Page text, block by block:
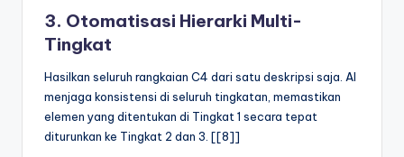
3. Otomatisasi Hierarki Multi-
Tingkat
Hasilkan seluruh rangkaian C4 dari satu deskripsi saja. AI
menjaga konsistensi di seluruh tingkatan, memastikan
elemen yang ditentukan di Tingkat 1 secara tepat
diturunkan ke Tingkat 2 dan 3. [[8]]